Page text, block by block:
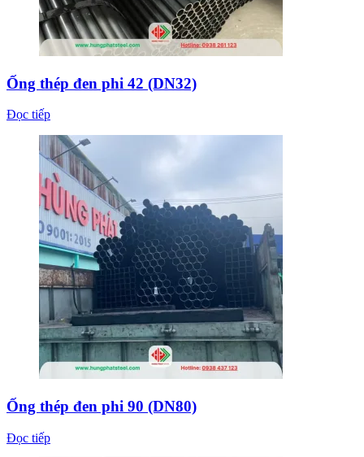
Ống thép đen phi 42 (DN32)
Đọc tiếp
Ống thép đen phi 90 (DN80)
Đọc tiếp